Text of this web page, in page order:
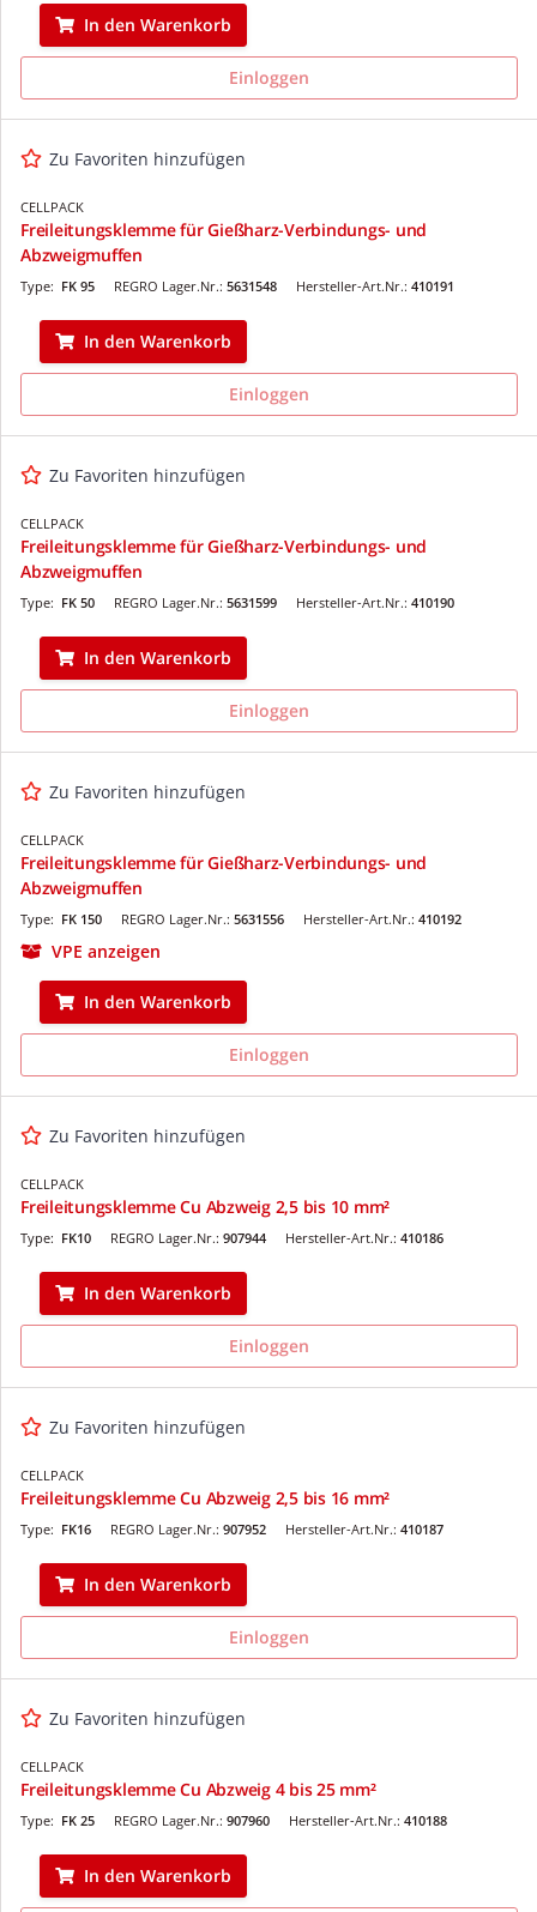
In den Warenkorb
Einloggen
Zu Favoriten hinzufügen
CELLPACK
Freileitungsklemme für Gießharz-Verbindungs- und
Abzweigmuffen
REGRO Lager.Nr.: 5631548
Type: FK 95 Hersteller-Art.Nr.: 410191
In den Warenkorb
Einloggen
Zu Favoriten hinzufügen
CELLPACK
Freileitungsklemme für Gießharz-Verbindungs- und
Abzweigmuffen
REGRO Lager.Nr.: 5631599
Type: FK 50 Hersteller-Art.Nr.: 410190
In den Warenkorb
Einloggen
Zu Favoriten hinzufügen
CELLPACK
Freileitungsklemme für Gießharz-Verbindungs- und
Abzweigmuffen
REGRO Lager.Nr.: 5631556
Type: FK 150 Hersteller-Art.Nr.: 410192
VPE anzeigen
In den Warenkorb
Einloggen
Zu Favoriten hinzufügen
CELLPACK
Freileitungsklemme Cu Abzweig 2,5 bis 10 mm²
REGRO Lager.Nr.: 907944
Type: FK10 Hersteller-Art.Nr.: 410186
In den Warenkorb
Einloggen
Zu Favoriten hinzufügen
CELLPACK
Freileitungsklemme Cu Abzweig 2,5 bis 16 mm²
REGRO Lager.Nr.: 907952
Type: FK16 Hersteller-Art.Nr.: 410187
In den Warenkorb
Einloggen
Zu Favoriten hinzufügen
CELLPACK
Freileitungsklemme Cu Abzweig 4 bis 25 mm²
REGRO Lager.Nr.: 907960
Type: FK 25 Hersteller-Art.Nr.: 410188
In den Warenkorb